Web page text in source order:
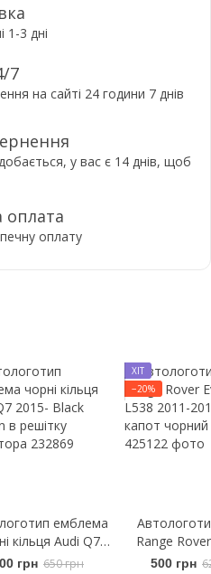
1-3 дні
7
на сайті 24 години 7 днів
у вас є 14 днів, щоб
оплата
оплату
емблема
кільця Audi Q7
Black Edition в
грн 650 грн
ХІТ
−20%
Range
L538
500 грн